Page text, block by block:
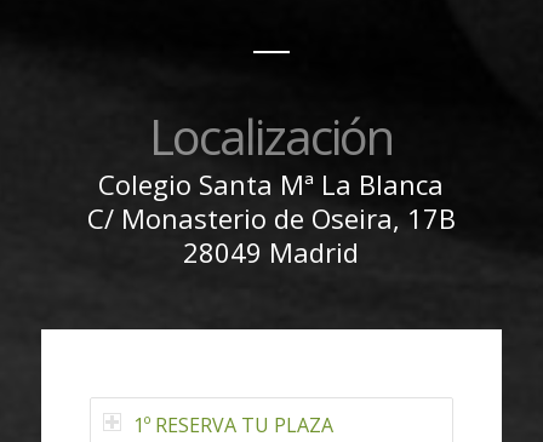
Localización
Colegio Santa Mª La Blanca
C/ Monasterio de Oseira, 17B
28049 Madrid
1º RESERVA TU PLAZA